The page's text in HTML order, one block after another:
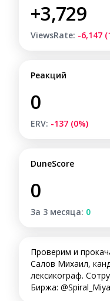
+3,729
ViewsRate: -6,147
Реакций
0
ERV: -137 (0%)
DuneScore
0
За 3 месяца: 0
Проверим и
Салов Михаил,
лексикограф.
Биржа: